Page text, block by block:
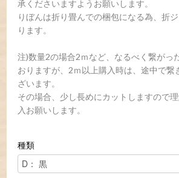
承くださいますようお願いします。
りぼんは折り畳んでの梱包になる為、折
ります。
注)数量2の場合2ｍなど、なるべく繋がっ
おりますが、2ｍ以上購入時は、途中で繋
ざいます。
その場合、少し長めにカットしますので
入お願いします。
種類